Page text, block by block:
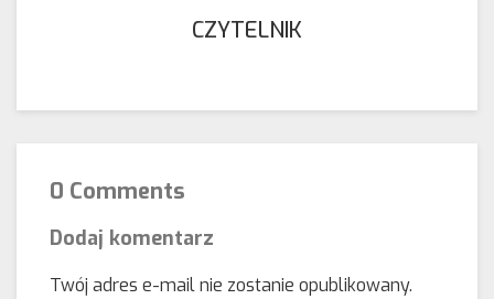
CZYTELNIK
0 Comments
Dodaj komentarz
Twój adres e-mail nie zostanie opublikowany.